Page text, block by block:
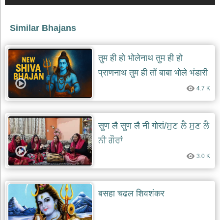
भक्ति
patriotic
bhajans
खाटू
श्याम
भजन
khatu
bhajans
रानी
सती
दादी
भजन
rani
dadi
bhajans
बावा
लाल
Similar Bhajans
तुम ही हो भोलेनाथ तुम ही हो
प्राणनाथ तुम ही तों बाबा भोले भंडारी
4.7 K
सुण लै सुण लै नी गोरां/ਸੁਣ ਲੈ ਸੁਣ ਲੈ
ਨੀ ਗੌਰਾਂ
3.0 K
बसहा चढल शिवशंकर